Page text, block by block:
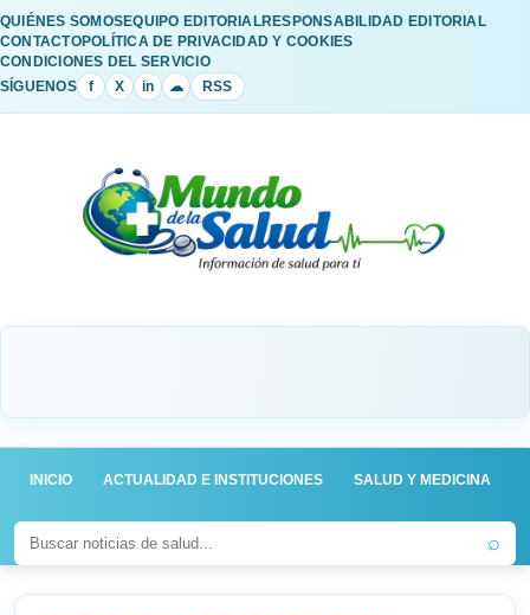
QUIÉNES SOMOSEQUIPO EDITORIALRESPONSABILIDAD EDITORIAL
CONTACTOPOLÍTICA DE PRIVACIDAD Y COOKIES
CONDICIONES DEL SERVICIO
SÍGUENOS
f X in ☁ RSS
INICIO ACTUALIDAD E INSTITUCIONES SALUD Y MEDICINA
⌕